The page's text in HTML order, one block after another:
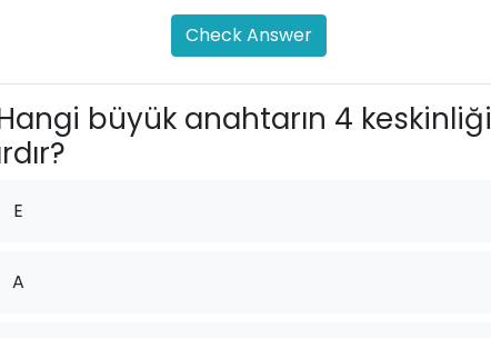
Check Answer
büyük anahtarın 4 keskinliği
E
A